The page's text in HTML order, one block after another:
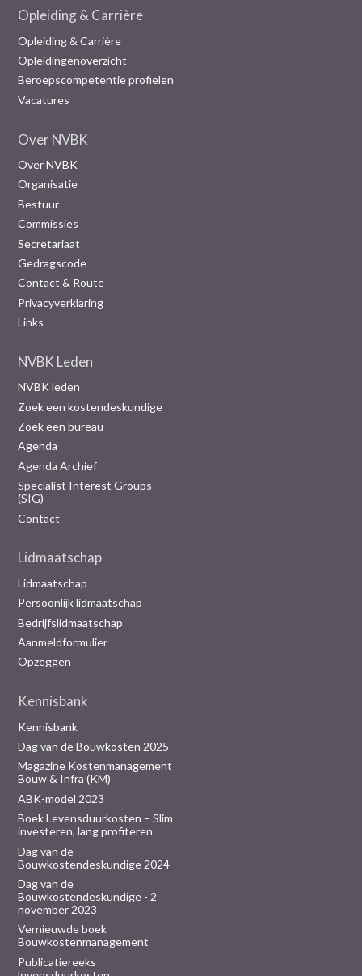
Opleiding & Carrière
Opleiding & Carrière
Opleidingenoverzicht
Beroepscompetentie profielen
Vacatures
Over NVBK
Over NVBK
Organisatie
Bestuur
Commissies
Secretariaat
Gedragscode
Contact & Route
Privacyverklaring
Links
NVBK Leden
NVBK leden
Zoek een kostendeskundige
Zoek een bureau
Agenda
Agenda Archief
Specialist Interest Groups
(SIG)
Contact
Lidmaatschap
Lidmaatschap
Persoonlijk lidmaatschap
Bedrijfslidmaatschap
Aanmeldformulier
Opzeggen
Kennisbank
Kennisbank
Dag van de Bouwkosten 2025
Magazine Kostenmanagement
Bouw & Infra (KM)
ABK-model 2023
Boek Levensduurkosten – Slim
investeren, lang profiteren
Dag van de
Bouwkostendeskundige 2024
Dag van de
Bouwkostendeskundige - 2
november 2023
Vernieuwde boek
Bouwkostenmanagement
Publicatiereeks